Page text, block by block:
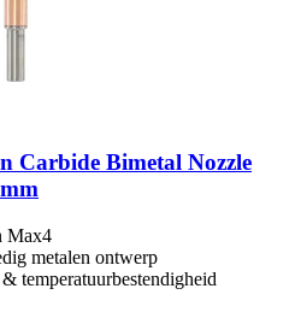
Carbide Bimetal Nozzle
Max4
metalen ontwerp
temperatuurbestendigheid